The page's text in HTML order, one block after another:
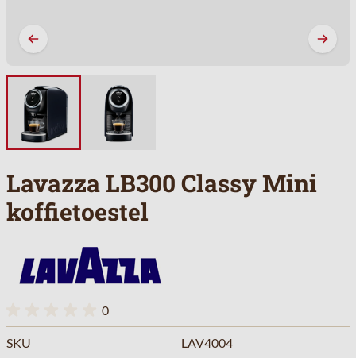
Lavazza LB300 Classy Mini
koffietoestel
0
SKU LAV4004